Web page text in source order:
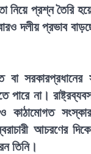
নিয়ে প্রশ্ন তৈরি
দলীয় প্রভাব
সরকারপ্রধানের
পারে না।
ও কাঠামোগত
আচরণের
তিনি।